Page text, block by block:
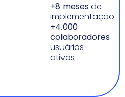
+8 mesesde
implementação
+4.000
colaboradores
usuários
ativos